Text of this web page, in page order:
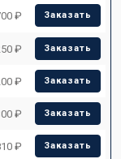
₽ Заказать
₽ Заказать
₽ Заказать
₽ Заказать
₽ Заказать